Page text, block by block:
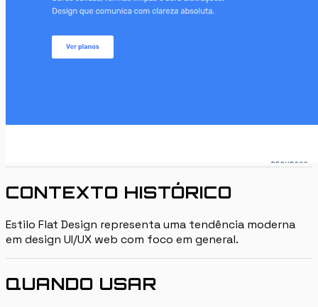
CONTEXTO HISTÓRICO
Estilo Flat Design representa uma tendência moderna
em design UI/UX web com foco em general.
QUANDO USAR